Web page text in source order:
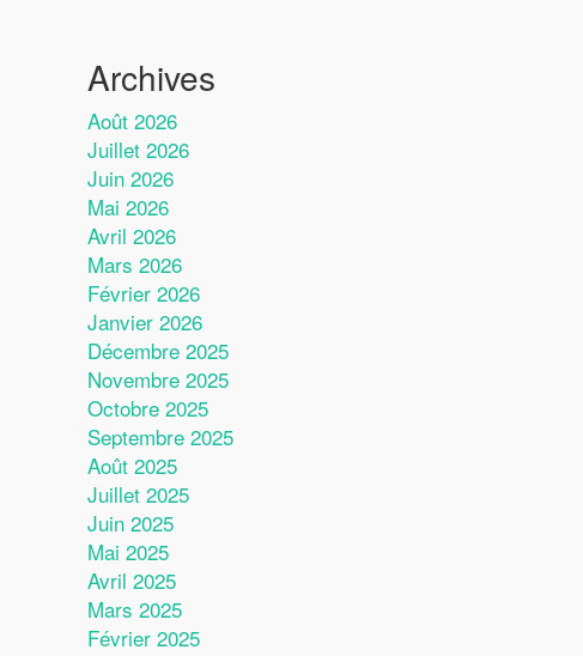
Archives
Août 2026
Juillet 2026
Juin 2026
Mai 2026
Avril 2026
Mars 2026
Février 2026
Janvier 2026
Décembre 2025
Novembre 2025
Octobre 2025
Septembre 2025
Août 2025
Juillet 2025
Juin 2025
Mai 2025
Avril 2025
Mars 2025
Février 2025